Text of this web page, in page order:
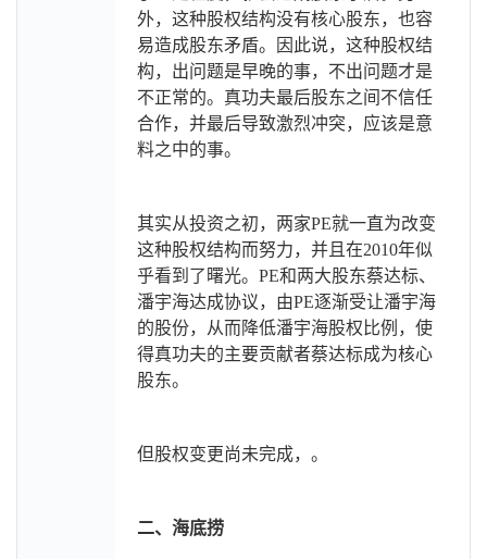
外，这种股权结构没有核心股东，也容
易造成股东矛盾。因此说，这种股权结
构，出问题是早晚的事，不出问题才是
不正常的。真功夫最后股东之间不信任
合作，并最后导致激烈冲突，应该是意
料之中的事。
其实从投资之初，两家PE就一直为改变
这种股权结构而努力，并且在2010年似
乎看到了曙光。PE和两大股东蔡达标、
潘宇海达成协议，由PE逐渐受让潘宇海
的股份，从而降低潘宇海股权比例，使
得真功夫的主要贡献者蔡达标成为核心
股东。
但股权变更尚未完成，。
二、海底捞